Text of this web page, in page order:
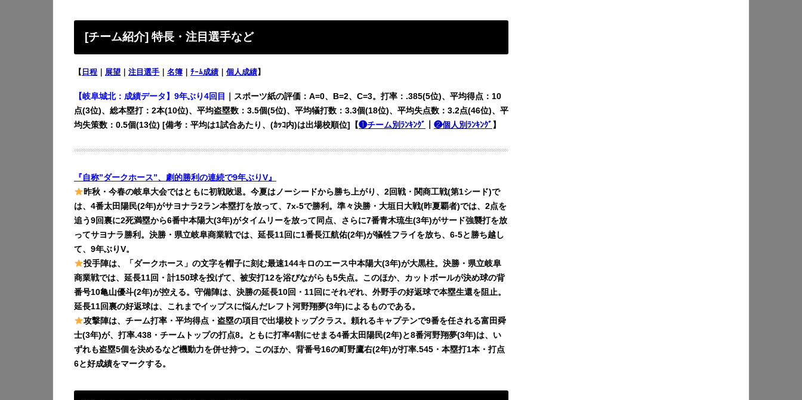
[チーム紹介] 特長・注目選手など
【 日程 展望 注目選手 名簿 ﾁｰﾑ成績 個人成績】
【岐阜城北：成績データ】 9年ぶり4回目
｜スポーツ紙の評価：A=0、B=2、C=3。打率：.385(5位)、平均得点：10
点(3位)、総本塁打：2本(10位)、平均盗塁数：3.5個(5位)、平均犠打数：3.3個(18位)、平均失点数：3.2点(46位)、平
均失策数：0.5個(13位) [備考：平均は1試合あたり、(ｶｯｺ内)は出場校順位]【❶チーム別ﾗﾝｷﾝｸﾞ ❷個人別ﾗﾝｷﾝｸﾞ 】
『自称”ダークホース”、劇的勝利の連続で9年ぶりV』
昨秋・今春の岐阜大会ではともに初戦敗退。今夏はノーシードから勝ち上がり、2回戦・関商工戦(第1シード)で
は、4番太田陽民(2年)がサヨナラ2ラン本塁打を放って、7x-5で勝利。準々決勝・大垣日大戦(昨夏覇者)では、2点を
追う9回裏に2死満塁から6番中本陽大(3年)がタイムリーを放って同点、さらに7番青木琉生(3年)がサード強襲打を放
ってサヨナラ勝利。決勝・県立岐阜商業戦では、延長11回に1番長江航佑(2年)が犠牲フライを放ち、6-5と勝ち越し
て、9年ぶりV。
投手陣は、「ダークホース」の文字を帽子に刻む最速144キロのエース中本陽大(3年)が大黒柱。決勝・県立岐阜
商業戦では、延長11回・計150球を投げて、被安打12を浴びながらも5失点。このほか、カットボールが決め球の背
番号10亀山優斗(2年)が控える。守備陣は、決勝の延長10回・11回にそれぞれ、外野手の好返球で本塁生還を阻止。
延長11回裏の好返球は、これまでイップスに悩んだレフト河野翔夢(3年)によるものである。
攻撃陣は、チーム打率・平均得点・盗塁の項目で出場校トップクラス。頼れるキャプテンで9番を任される富田舜
士(3年)が、打率.438・チームトップの打点8。ともに打率4割にせまる4番太田陽民(2年)と8番河野翔夢(3年)は、い
ずれも盗塁5個を決めるなど機動力を併せ持つ。このほか、背番号16の町野鷹右(2年)が打率.545・本塁打1本・打点
6と好成績をマークする。